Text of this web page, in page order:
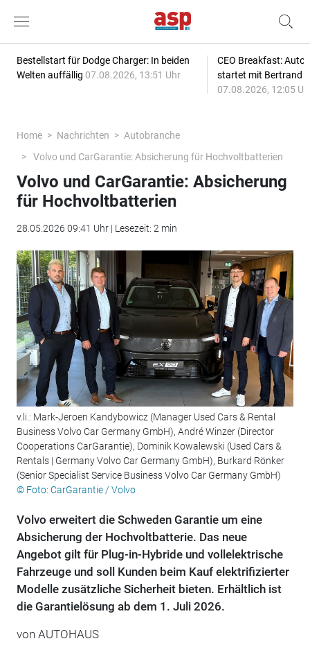
Bestellstart für Dodge Charger: In beiden
Welten auffällig 07.08.2026, 13:51 Uhr
CEO Breakfast:
startet mit Bertrand
07.08.2026, 12:05
Home Nachrichten
Autobranche
Volvo und CarGarantie: Absicherung für Hochvoltbatterien
Volvo und CarGarantie: Absicherung
für Hochvoltbatterien
28.05.2026 09:41 Uhr | Lesezeit: 2 min
v.li.: Mark-Jeroen Kandybowicz (Manager Used Cars & Rental
Business Volvo Car Germany GmbH), André Winzer (Director
Cooperations CarGarantie), Dominik Kowalewski (Used Cars &
Rentals | Germany Volvo Car Germany GmbH), Burkard Rönker
(Senior Specialist Service Business Volvo Car Germany GmbH)
© Foto: CarGarantie / Volvo
Volvo erweitert die Schweden Garantie um eine
Absicherung der Hochvoltbatterie. Das neue
Angebot gilt für Plug-in-Hybride und vollelektrische
Fahrzeuge und soll Kunden beim Kauf elektrifizierter
Modelle zusätzliche Sicherheit bieten. Erhältlich ist
die Garantielösung ab dem 1. Juli 2026.
von AUTOHAUS